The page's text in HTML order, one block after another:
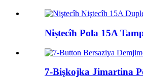
Niştecîh Pola 15A
7-Bişkojka Jimartina